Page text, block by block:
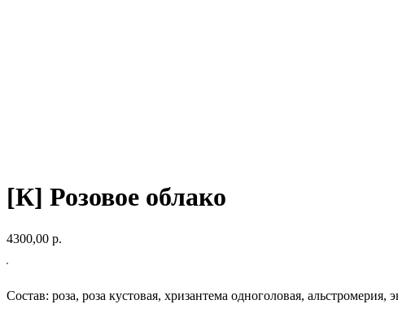
[К] Розовое облако
4300,00 р.
Состав: роза, роза кустовая, хризантема одноголовая, альстромерия,